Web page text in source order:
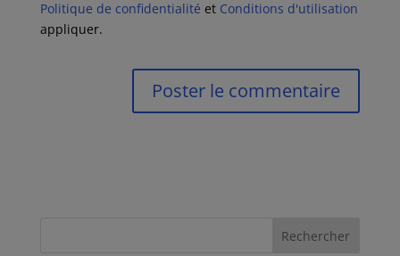
Politique de confidentialité et Conditions d'utilisation
appliquer.